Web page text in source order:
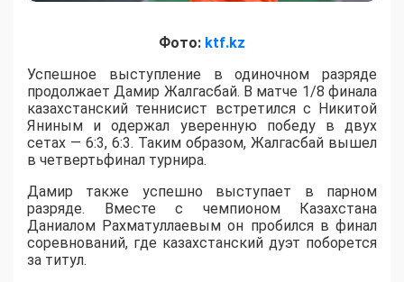
Фото: ktf.kz
Успешное выступление в одиночном разряде
продолжает Дамир Жалгасбай. В матче 1/8 финала
казахстанский теннисист встретился с Никитой
Яниным и одержал уверенную победу в двух
сетах — 6:3, 6:3. Таким образом, Жалгасбай вышел
в четвертьфинал турнира.
Дамир также успешно выступает в парном
разряде. Вместе с чемпионом Казахстана
Даниалом Рахматуллаевым он пробился в финал
соревнований, где казахстанский дуэт поборется
за титул.